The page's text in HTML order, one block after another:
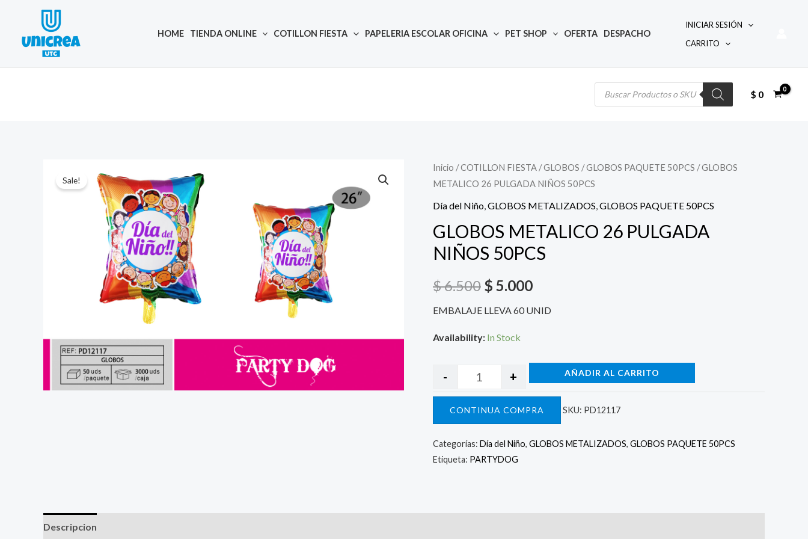
content
HOME TIENDA ONLINE COTILLON FIESTA PAPELERIA ESCOLAR OFICINA PET SHOP OFERTA DESPACHO
INICIAR SESIÓN
CARRITO
Búsqueda
$ 0
Sale!
Inicio /COTILLON FIESTA /GLOBOS /GLOBOS PAQUETE 50PCS / GLOBOS
METALICO 26 PULGADA NIÑOS 50PCS
Día del Niño GLOBOS METALIZADOS GLOBOS PAQUETE 50PCS
GLOBOS METALICO 26 PULGADA
NIÑOS 50PCS
$6.500
El
original
era:
$ 6.500.
$ 5.000
El
actual
es:
EMBALAJE LLEVA 60 UNID
Availability: In Stock
Quantity
- + AÑADIR AL CARRITO
CONTINUA COMPRA SKU: PD12117
Categorías: Día del Niño, GLOBOS METALIZADOS, GLOBOS PAQUETE 50PCS
Etiqueta: PARTYDOG
Descripcion